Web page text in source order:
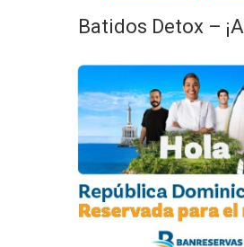
Batidos Detox –